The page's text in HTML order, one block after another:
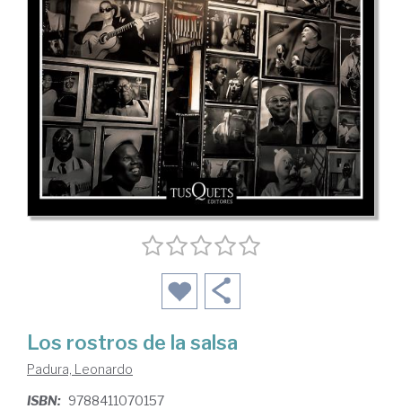
Los rostros de la salsa
Padura, Leonardo
ISBN: 9788411070157